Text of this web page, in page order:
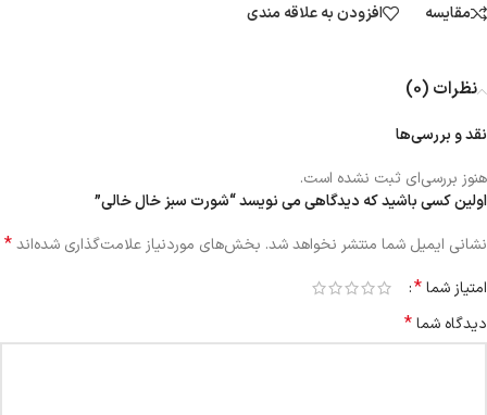
مقایسه
افزودن به علاقه مندی
نظرات (0)
نقد و بررسی‌ها
هنوز بررسی‌ای ثبت نشده است.
اولین کسی باشید که دیدگاهی می نویسد “شورت سبز خال خالی”
نشانی ایمیل شما منتشر نخواهد شد. بخش‌های موردنیاز علامت‌گذاری شده‌اند*
امتیاز شما*
دیدگاه شما*